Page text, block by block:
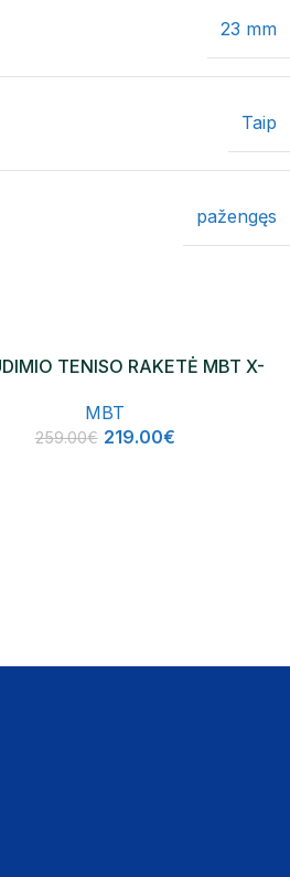
23 mm
Taip
pažengęs
TENISO RAKETĖ MBT X-
MBT
259.00€ 219.00€